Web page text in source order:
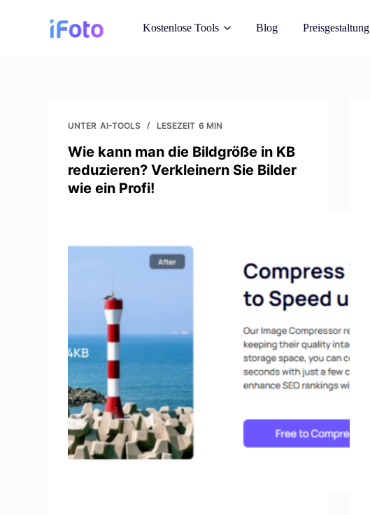
Kostenlose Tools
Hintergrund-Wechsler
AI-generierte Sofort-Hintergründe
Photo Enhancer
Verbesserung der Bildqualität
Blog Preisgestaltung
UNTER AI-TOOLS LESEZEIT 6 MIN
Wie kann man die Bildgröße in KB
reduzieren? Verkleinern Sie Bilder
wie ein Profi!